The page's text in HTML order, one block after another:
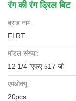
रंग की रंग ड्रिल बिट
ब्रांड नाम:
FLRT
मॉडल संख्या:
12 1/4 "एफए 517 जी
एमओक्यू:
20pcs